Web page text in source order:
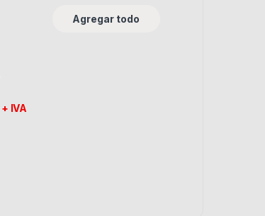
+ IVA
Agregar todo